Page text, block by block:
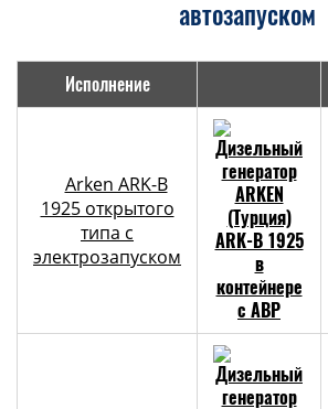
автозапуском
Исполнение
Arken ARK-B
1925 открытого
типа с
электрозапуском